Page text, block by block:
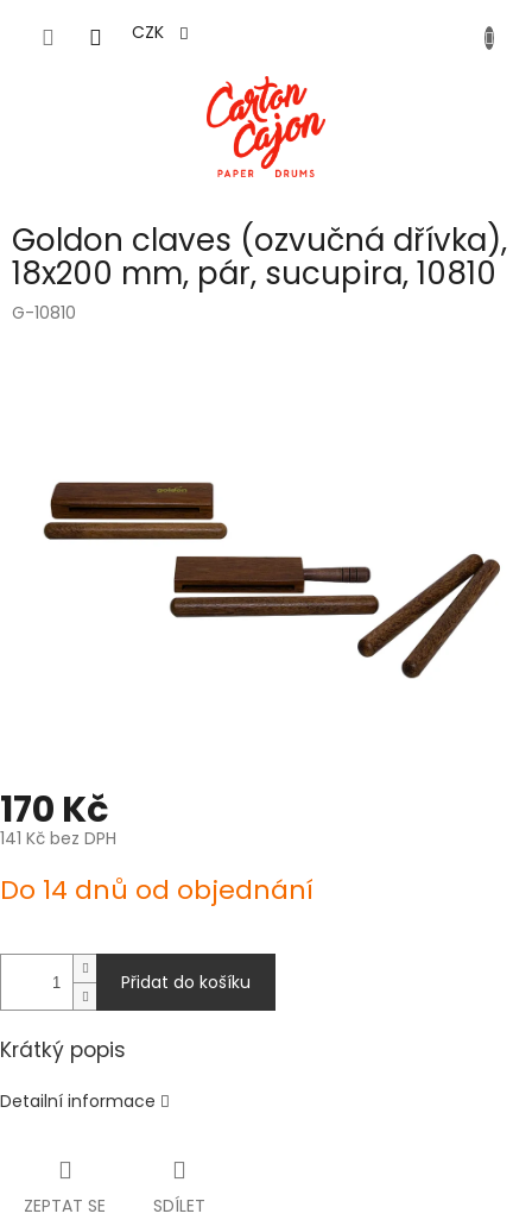
CZK
Goldon claves (ozvučná dřívka),
18x200 mm, pár, sucupira, 10810
G-10810
170 Kč
141 Kč bez DPH
cena:
Do 14 dnů od objednání
Přidat do košíku
Krátký popis
Detailní informace
ZEPTAT SE SDÍLET